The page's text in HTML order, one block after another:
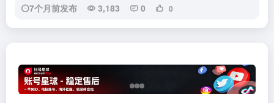
7个月前发布 3,183 0 0